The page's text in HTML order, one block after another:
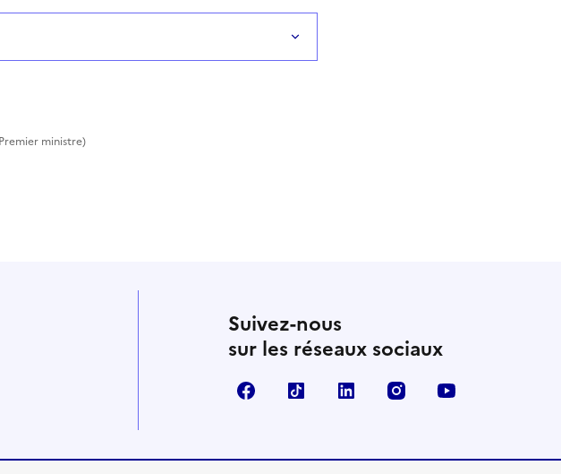
ministre)
Suivez-nous
sur les réseaux sociaux
FacebookTikTok LinkedIn Instagram